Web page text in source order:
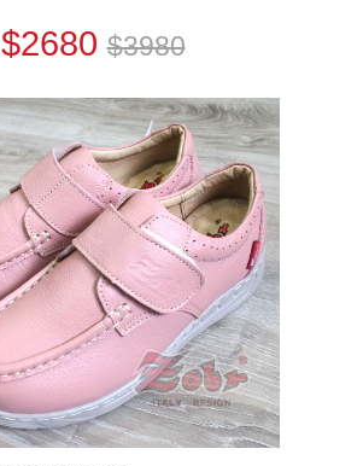
$2680$3980